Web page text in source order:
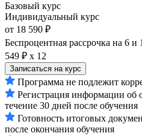
Базовый курс
Индивидуальный курс
от 18 590 ₽
Беспроцентная рассрочка на 6 и
549 ₽ х 12
Записаться на курс
Программа не подлежит
Регистрация информации
течение 30 дней после обучения
Готовность итоговых
после окончания обучения